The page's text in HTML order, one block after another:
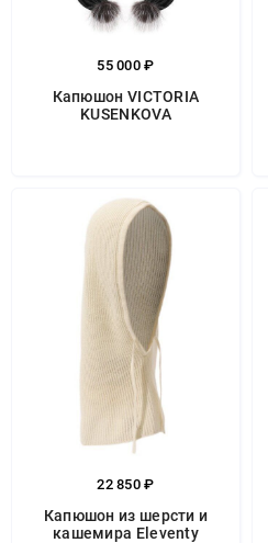
55 000 ₽
Капюшон VICTORIA
KUSENKOVA
22 850 ₽
Капюшон из шерсти и
кашемира Eleventy